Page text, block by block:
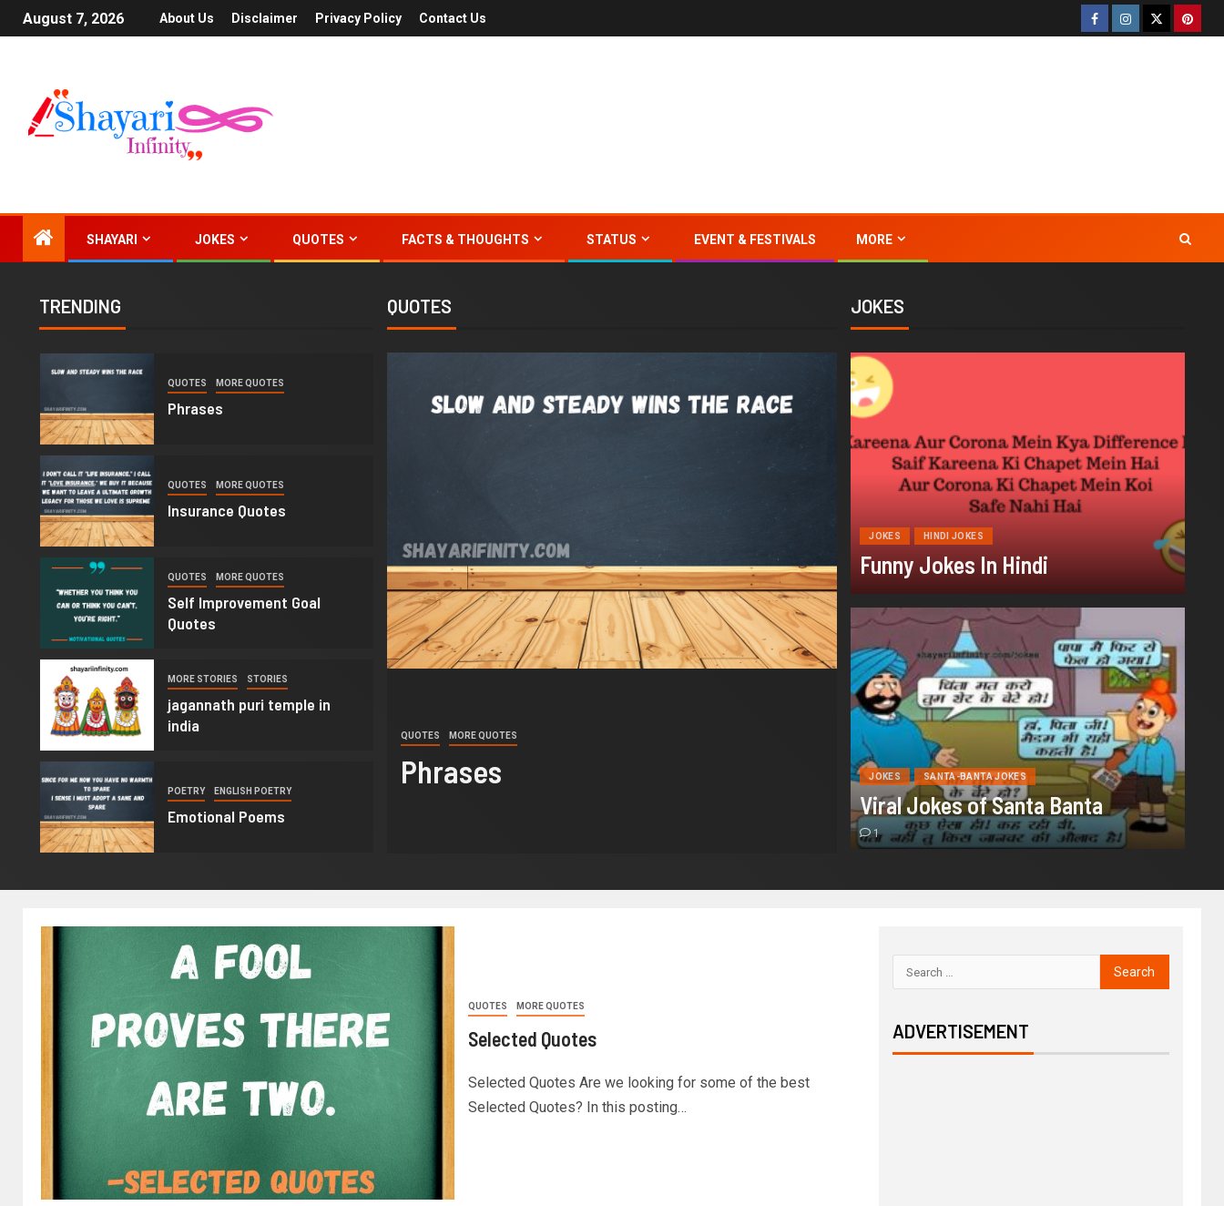
August 7, 2026 About Us Disclaimer Privacy Policy Contact Us
SHAYARI JOKES QUOTES FACTS & THOUGHTS STATUS EVENT & FESTIVALS MORE
TRENDING
1
QUOTES MORE QUOTES
Phrases
2
QUOTES MORE QUOTES
Insurance Quotes
3 QUOTES MORE QUOTES
Self Improvement Goal
Quotes
MORE STORIES STORIES
jagannath puri temple in
india
5
POETRY ENGLISH POETRY
Emotional Poems
QUOTES
QUOTES QUOTES MORE QUOTES
Phrases
QUOTES MORE QUOTES
Insurance Quotes
JOKES
JOKES HINDI JOKES
Funny Jokes In Hindi
JOKES SANTA-BANTA JOKES
Viral Jokes of Santa Banta
1
QUOTES MORE QUOTES
Selected Quotes
Selected Quotes Are we looking for some of the best
Selected Quotes? In this posting…
ADVERTISEMENT